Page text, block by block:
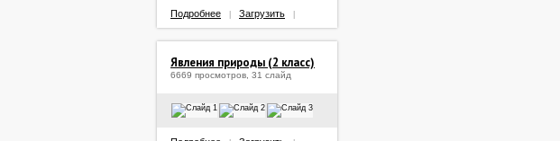
Подробнее Загрузить
Явления природы (2 класс)
6669 просмотров, 31 слайд